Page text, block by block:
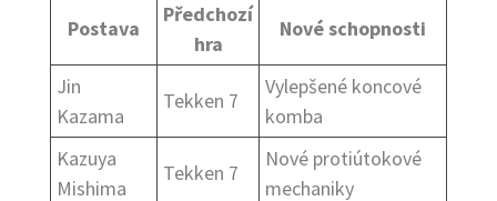
Postava
Předchozí
hra
Nové schopnosti
Jin
Kazama
Tekken 7
Vylepšené koncové
komba
Kazuya
Mishima
Tekken 7
Nové protiútokové
mechaniky